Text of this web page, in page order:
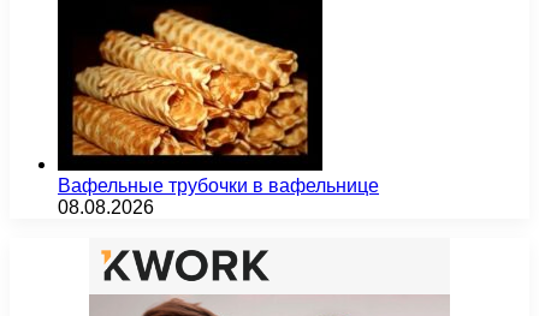
Вафельные трубочки в вафельнице
08.08.2026